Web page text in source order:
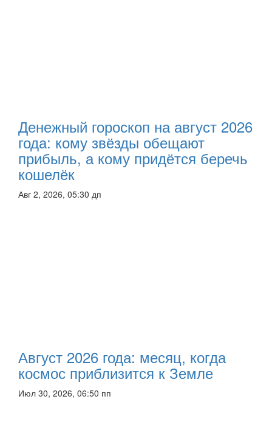
Денежный гороскоп на август 2026
года: кому звёзды обещают
прибыль, а кому придётся беречь
кошелёк
Авг 2, 2026, 05:30 дп
Август 2026 года: месяц, когда
космос приблизится к Земле
Июл 30, 2026, 06:50 пп